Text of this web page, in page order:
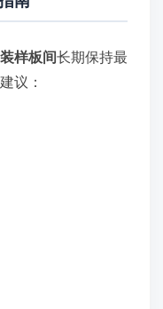
样板间长期保持最
议：